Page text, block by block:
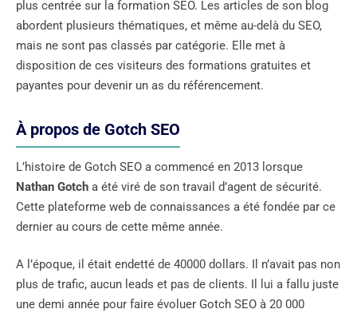
plus centrée sur la formation SEO. Les articles de son blog
abordent plusieurs thématiques, et même au-delà du SEO,
mais ne sont pas classés par catégorie. Elle met à
disposition de ces visiteurs des formations gratuites et
payantes pour devenir un as du référencement.
À propos de Gotch SEO
L’histoire de Gotch SEO a commencé en 2013 lorsque
Nathan Gotch a été viré de son travail d’agent de sécurité.
Cette plateforme web de connaissances a été fondée par ce
dernier au cours de cette même année.
A l’époque, il était endetté de 40000 dollars. Il n’avait pas non
plus de trafic, aucun leads et pas de clients. Il lui a fallu juste
une demi année pour faire évoluer Gotch SEO à 20 000